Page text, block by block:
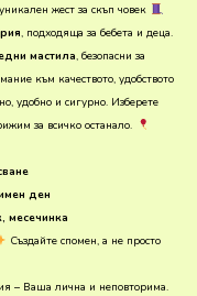
жест за скъп човек
, подходяща за бебета и деца.
мастила, безопасни за
към качеството, удобството
удобно и сигурно. Изберете
за всичко останало.
ден
месечинка
Създайте спомен, а не просто
– Ваша лична и неповторима.